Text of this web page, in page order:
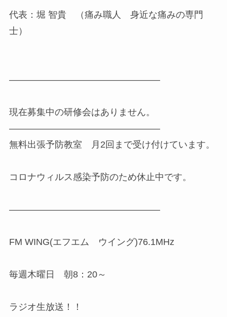
代表：堀 智貴 （痛み職人 身近な痛みの専門
士）
————————————————–
現在募集中の研修会はありません。
————————————————–
無料出張予防教室 月2回まで受け付けています。
コロナウィルス感染予防のため休止中です。
————————————————–
FM WING(エフエム ウイング)76.1MHz
毎週木曜日 朝8：20～
ラジオ生放送！！